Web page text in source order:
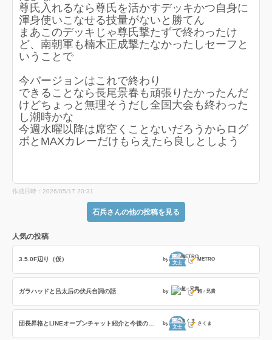
尊氏入れるなら尊氏を活かすデッキかつ自身に
渾身使いこなせる技量がないと勝てん
まあこのデッキじゃ尊氏撃たずで終わったけ
ど、南朝軍も楠木正成撃たなかったしセーフと
いうことで
今バージョンはこれで終わり
できることなら長尾景春も頑張りたかったんだ
けどちょっと無理そうだし全国大会も終わった
し潮時かな
今週水曜以降は席空くことないだろうからログ
ボとMAXカレーだけもらえたら良しとしよう
作成日時：2026/05/17 20:31
石兵さんの他の投稿を見る
人気の投稿
3.5.0F辺り（仮） by
文士
METRO
ガラハッドと呂太后の伏兵台詞の話 by 超♂兄貴
by
文士
さくま